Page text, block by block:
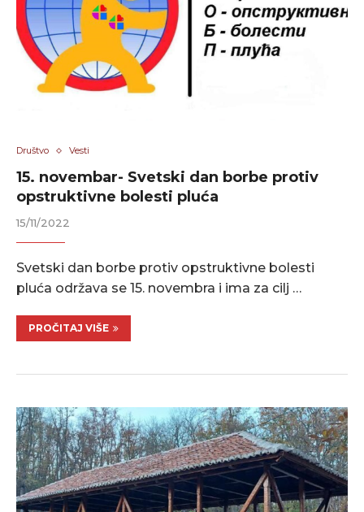
Društvo Vesti
15. novembar- Svetski dan borbe protiv
opstruktivne bolesti pluća
15/11/2022
Svetski dan borbe protiv opstruktivne bolesti
pluća održava se 15. novembra i ima za cilj …
PROČITAJ VIŠE